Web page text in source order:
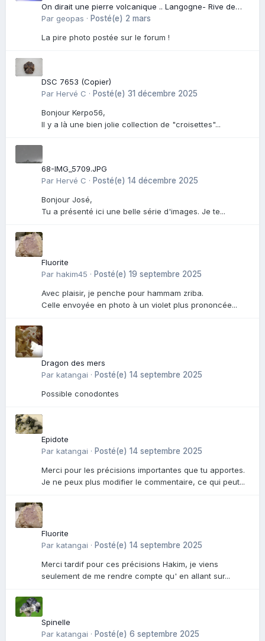
On dirait une pierre volcanique .. Langogne- Rive de
l\'Alli
Par geopas · Posté(e) 2 mars
La pire photo postée sur le forum !
DSC 7653 (Copier)
Par Hervé C · Posté(e) 31 décembre 2025
Bonjour Kerpo56,
Il y a là une bien jolie collection de "croisettes"...
68-IMG_5709.JPG
Par Hervé C · Posté(e) 14 décembre 2025
Bonjour José,
Tu a présenté ici une belle série d'images. Je te...
Fluorite
Par hakim45 · Posté(e) 19 septembre 2025
Avec plaisir, je penche pour hammam zriba.
Celle envoyée en photo à un violet plus prononcée...
Dragon des mers
Par katangai · Posté(e) 14 septembre 2025
Possible conodontes
Epidote
Par katangai · Posté(e) 14 septembre 2025
Merci pour les précisions importantes que tu apportes.
Je ne peux plus modifier le commentaire, ce qui peut...
Fluorite
Par katangai · Posté(e) 14 septembre 2025
Merci tardif pour ces précisions Hakim, je viens
seulement de me rendre compte qu' en allant sur...
Spinelle
Par katangai · Posté(e) 6 septembre 2025